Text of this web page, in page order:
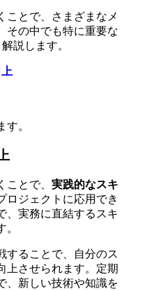
ことで、さまざまなメ
その中でも特に重要な
説します。
。
ことで、実践的なスキ
ロジェクトに応用でき
、実務に直結するスキ
することで、自分のス
上させられます。定期
、新しい技術や知識を